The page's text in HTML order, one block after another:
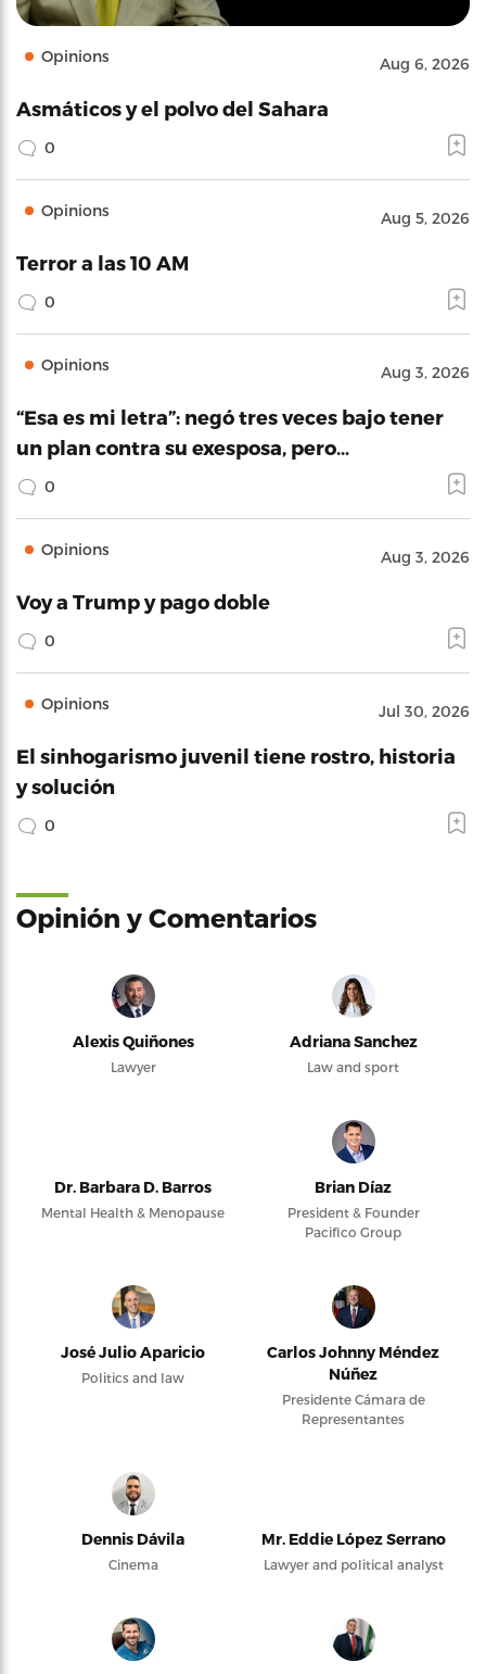
Opinions Aug 6, 2026
Asmáticos y el polvo del Sahara
0
Opinions Aug 5, 2026
Terror a las 10 AM
0
Opinions Aug 3, 2026
“Esa es mi letra”: negó tres veces bajo tener
un plan contra su exesposa, pero…
0
Opinions Aug 3, 2026
Voy a Trump y pago doble
0
Opinions Jul 30, 2026
El sinhogarismo juvenil tiene rostro, historia
y solución
0
Opinión y Comentarios
Alexis Quiñones
Lawyer
Adriana Sanchez
Law and sport
Dr. Barbara D. Barros
Mental Health & Menopause
Brian Díaz
President & Founder
Pacifico Group
José Julio Aparicio
Politics and law
Carlos Johnny Méndez
Núñez
Presidente Cámara de
Representantes
Dennis Dávila
Cinema
Mr. Eddie López Serrano
Lawyer and political analyst